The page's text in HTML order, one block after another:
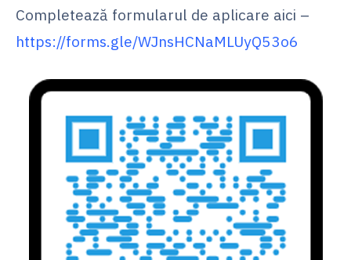
Completează formularul de aplicare aici –
https://forms.gle/WJnsHCNaMLUyQ53o6